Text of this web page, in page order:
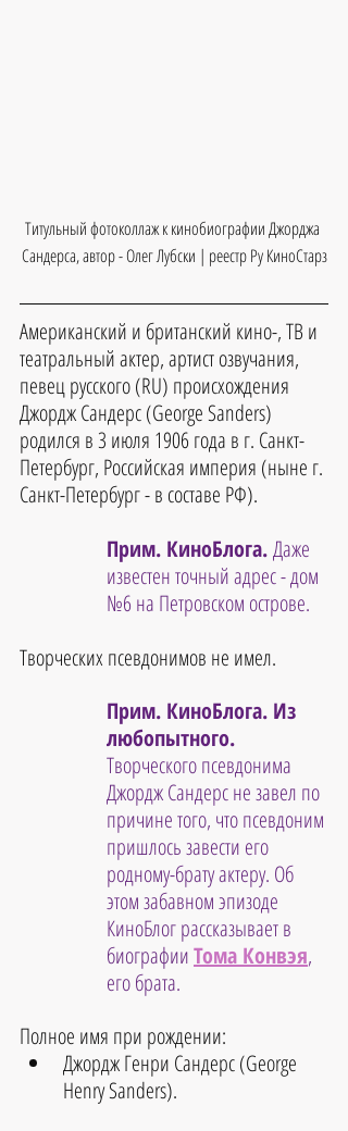
Титульный фотоколлаж к кинобиографии Джорджа
Сандерса, автор - Олег Лубски | реестр Ру КиноСтарз
Американский и британский кино-, ТВ и
театральный актер, артист озвучания,
певец русского (RU) происхождения
Джордж Сандерс (George Sanders)
родился в 3 июля 1906 года в г. Санкт-
Петербург, Российская империя (ныне г.
Санкт-Петербург - в составе РФ).
Прим. КиноБлога. Даже
известен точный адрес - дом
№6 на Петровском острове.
Творческих псевдонимов не имел.
Прим. КиноБлога. Из
любопытного.
Творческого псевдонима
Джордж Сандерс не завел по
причине того, что псевдоним
пришлось завести его
родному-брату актеру. Об
этом забавном эпизоде
КиноБлог рассказывает в
биографии Тома Конвэя,
его брата.
Полное имя при рождении:
Джордж Генри Сандерс (George
Henry Sanders).